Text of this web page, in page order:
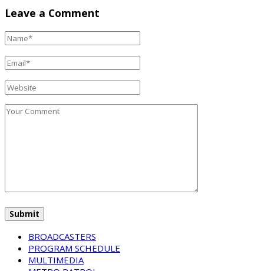
Leave a Comment
BROADCASTERS
PROGRAM SCHEDULE
MULTIMEDIA